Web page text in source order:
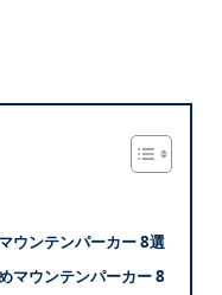
ウンテンパーカー 8選
マウンテンパーカー 8